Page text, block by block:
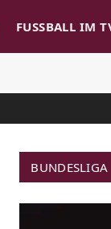
FUSSBALL IM TV
BUNDESLIGA